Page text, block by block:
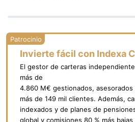
Invierte fácil con Indexa
El gestor de carteras
más de
4.860 M€ gestionados, asesorados
más de 149 mil clientes. Además,
indexados y de planes de
global y comisiones 80 % más